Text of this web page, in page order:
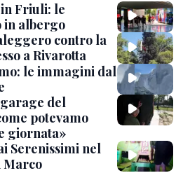
Friuli: le
albergo
contro la
a Rivarotta
le immagini dal
del
potevamo
giornata»
Serenissimi nel
Marco